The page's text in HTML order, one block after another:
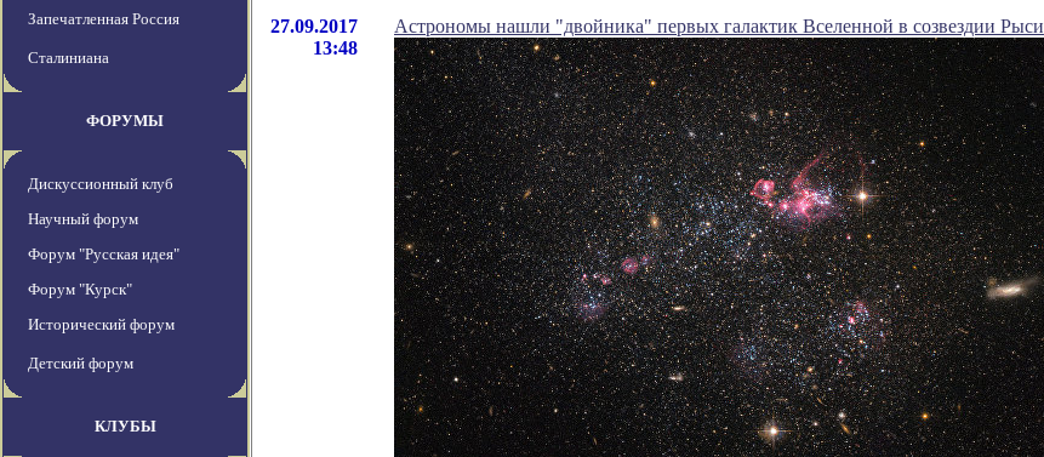
Запечатленная Россия
Сталиниана
ФОРУМЫ
Дискуссионный клуб
Научный форум
Форум "Русская идея"
Форум "Курск"
Исторический форум
Детский форум
КЛУБЫ
27.09.2017
13:48
Астрономы нашли "двойника" первых галактик Вселенной в созвездии Рыси